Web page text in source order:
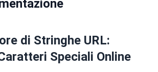
di Stringhe URL:
Speciali Online